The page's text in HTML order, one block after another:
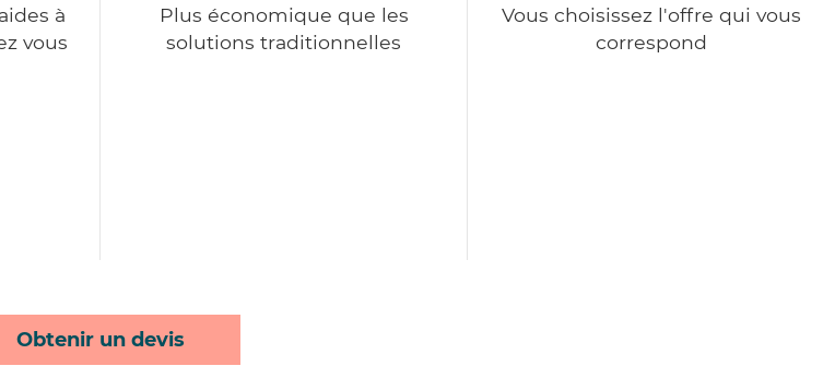
à
vous
Plus économique que les
solutions traditionnelles
Vous choisissez l'offre qui vous
correspond
Obtenir un devis